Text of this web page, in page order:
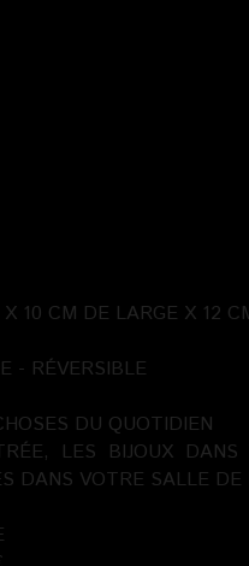
10 CM DE LARGE X 12
- RÉVERSIBLE
DU QUOTIDIEN
LES BIJOUX DANS
DANS VOTRE SALLE